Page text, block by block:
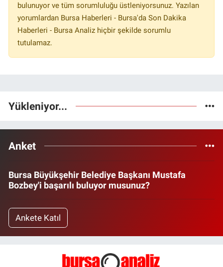
bulunuyor ve tüm sorumluluğu üstleniyorsunuz. Yazılan
yorumlardan Bursa Haberleri - Bursa'da Son Dakika
Haberleri - Bursa Analiz hiçbir şekilde sorumlu
tutulamaz.
Yükleniyor...
Anket
Bursa Büyükşehir Belediye Başkanı Mustafa
Bozbey'i başarılı buluyor musunuz?
Ankete Katıl